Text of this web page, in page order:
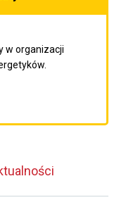
w organizacji
do następnego